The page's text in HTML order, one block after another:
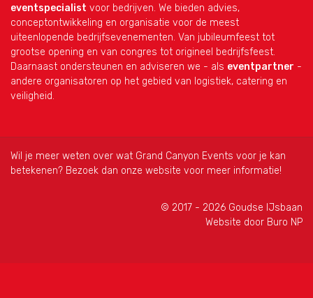
eventspecialist voor bedrijven. We bieden advies,
conceptontwikkeling en organisatie voor de meest
uiteenlopende bedrijfsevenementen. Van jubileumfeest tot
grootse opening en van congres tot origineel bedrijfsfeest.
Daarnaast ondersteunen en adviseren we - als eventpartner -
andere organisatoren op het gebied van logistiek, catering en
veiligheid.
Wil je meer weten over wat Grand Canyon Events voor je kan
betekenen? Bezoek dan onze website voor meer informatie!
© 2017 - 2026 Goudse IJsbaan
Website door Buro NP